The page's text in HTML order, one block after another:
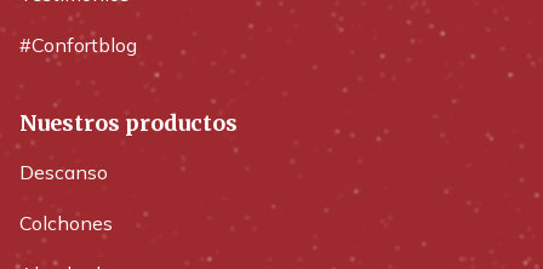
#Confortblog
Nuestros productos
Descanso
Colchones